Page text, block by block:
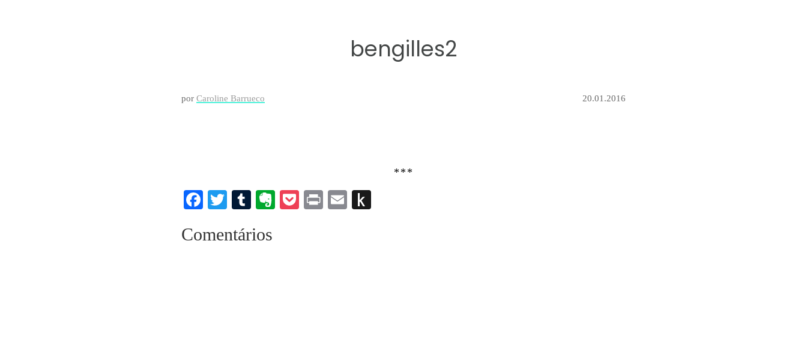
bengilles2
por Caroline Barrueco 20.01.2016
***
Facebook
TwitterTumblrEvernote
PocketPrintEmail
Comentários